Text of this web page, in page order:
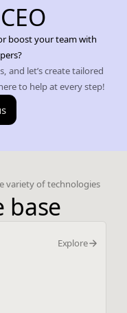
boost your team with
and let’s create tailored
to help at every step!
variety of technologies
base
Explore